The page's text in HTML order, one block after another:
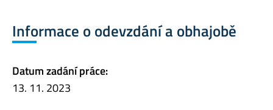
Informace o odevzdání a obhajobě
Datum zadání práce:
13. 11. 2023